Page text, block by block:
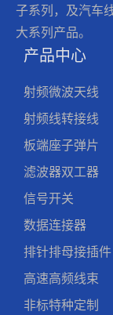
子系列，及汽车
大系列产品。
产品中心
射频微波天线
射频线转接线
板端座子弹片
滤波器双工器
信号开关
数据连接器
排针排母接插件
高速高频线束
非标特种定制